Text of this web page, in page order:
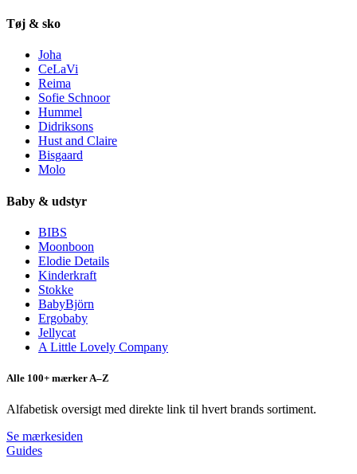
Tøj & sko
Joha
CeLaVi
Reima
Sofie Schnoor
Hummel
Didriksons
Hust and Claire
Bisgaard
Molo
Baby & udstyr
BIBS
Moonboon
Elodie Details
Kinderkraft
Stokke
BabyBjörn
Ergobaby
Jellycat
A Little Lovely Company
Alle 100+ mærker A–Z
Alfabetisk oversigt med direkte link til hvert brands sortiment.
Se mærkesiden
Guides